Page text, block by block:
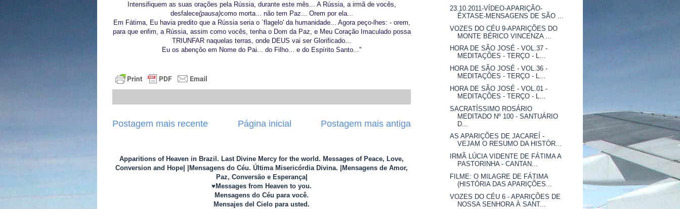
Intensifiquem as suas orações pela Rússia, durante este mês... A Rússia, a irmã de vocês,
desfalece(pausa)como morta... não tem Paz... Orem por ela...
Em Fátima, Eu havia predito que a Rússia seria o `flagelo' da humanidade... Agora peço-lhes: - orem,
para que enfim, a Rússia, assim como vocês, tenha o Dom da Paz, e Meu Coração Imaculado possa
TRIUNFAR naquelas terras, onde DEUS vai ser Glorificado...
Eu os abençôo em Nome do Pai... do Filho... e do Espírito Santo..."
Postagem mais recente Postagem mais antiga
Página inicial
Apparitions of Heaven in Brazil. Last Divine Mercy for the world. Messages of Peace, Love,
Conversion and Hope| |Mensagens do Céu. Última Misericórdia Divina. |Mensagens de Amor,
Paz, Conversão e Esperança|
♥Messages from Heaven to you.
Mensagens do Céu para você.
Mensajes del Cielo para usted.
23.10.2011-VÍDEO-APARIÇÃO-
ÊXTASE-MENSAGENS DE SÃO ...
VOZES DO CÉU 9-APARIÇÕES DO
MONTE BÉRICO VINCENZA ...
HORA DE SÃO JOSÉ - VOL.37 -
MEDITAÇÕES - TERÇO - L...
HORA DE SÃO JOSÉ - VOL.36 -
MEDITAÇÕES - TERÇO - L...
HORA DE SÃO JOSÉ - VOL.01 -
MEDITAÇÕES - TERÇO - L...
SACRATÍSSIMO ROSÁRIO
MEDITADO Nº 100 - SANTUÁRIO
D...
AS APARIÇÕES DE JACAREÍ -
VEJAM O RESUMO DA HISTÓR...
IRMÃ LÚCIA VIDENTE DE FÁTIMA A
PASTORINHA - CANTAN...
FILME: O MILAGRE DE FÁTIMA
(HISTÓRIA DAS APARIÇÕES...
VOZES DO CÉU 6 - APARIÇÕES DE
NOSSA SENHORA À SANT...